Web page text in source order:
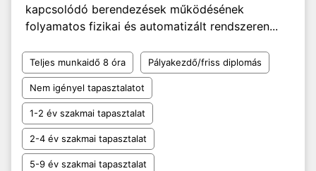
kapcsolódó berendezések működésének ​
folyamatos fizikai és automatizált rendszeren...
Teljes munkaidő 8 óra Pályakezdő/friss diplomás
Nem igényel tapasztalatot
1-2 év szakmai tapasztalat
2-4 év szakmai tapasztalat
5-9 év szakmai tapasztalat